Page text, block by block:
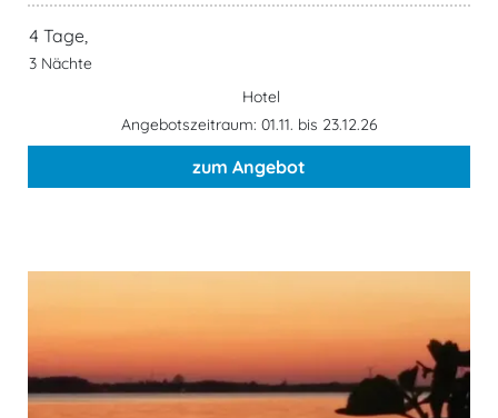
4 Tage,
3 Nächte
Hotel
Angebotszeitraum: 01.11. bis 23.12.26
zum Angebot